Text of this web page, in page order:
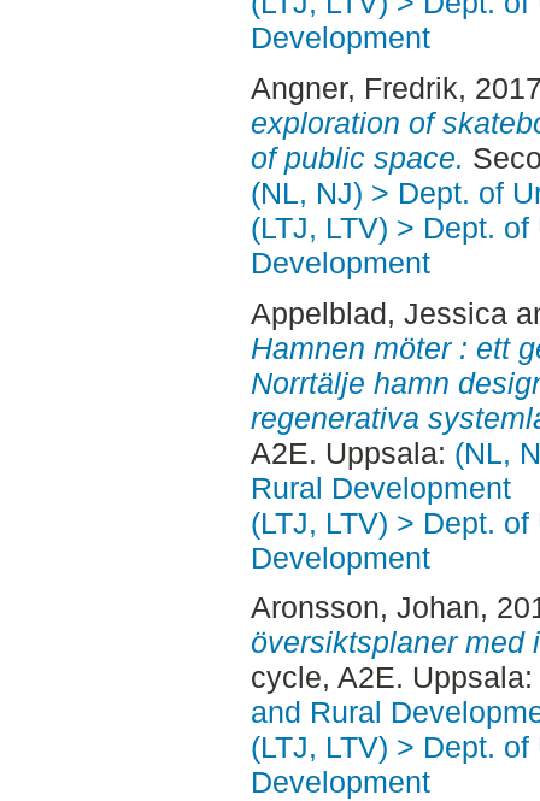
Development
Angner, Fredrik,
exploration of
of public space.
(NL, NJ) > Dept. of
(LTJ, LTV) > Dept.
Development
Appelblad, Jessica
Hamnen möter : ett
Norrtälje hamn
regenerativa
A2E. Uppsala: (NL,
Rural Development
(LTJ, LTV) > Dept.
Development
Aronsson, Johan,
översiktsplaner med
cycle, A2E. Uppsala:
and Rural
(LTJ, LTV) > Dept.
Development